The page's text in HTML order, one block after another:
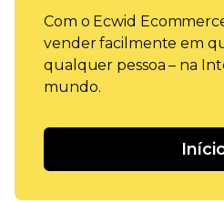
Com o Ecwid
vender facilmente em
qualquer pessoa – na
mundo.